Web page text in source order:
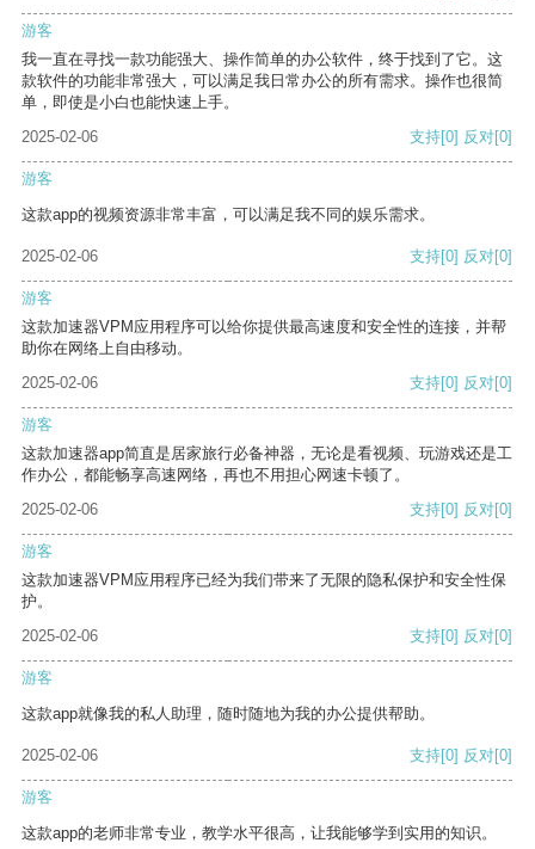
游客
我一直在寻找一款功能强大、操作简单的办公软件，终于找到了它。这
款软件的功能非常强大，可以满足我日常办公的所有需求。操作也很简
单，即使是小白也能快速上手。
2025-02-06
支持[0] 反对[0]
游客
这款app的视频资源非常丰富，可以满足我不同的娱乐需求。
2025-02-06 支持[0] 反对[0]
游客
这款加速器VPM应用程序可以给你提供最高速度和安全性的连接，并帮
助你在网络上自由移动。
2025-02-06
支持[0] 反对[0]
游客
这款加速器app简直是居家旅行必备神器，无论是看视频、玩游戏还是工
作办公，都能畅享高速网络，再也不用担心网速卡顿了。
2025-02-06
支持[0] 反对[0]
游客
这款加速器VPM应用程序已经为我们带来了无限的隐私保护和安全性保
护。
2025-02-06
支持[0] 反对[0]
游客
这款app就像我的私人助理，随时随地为我的办公提供帮助。
2025-02-06 支持[0] 反对[0]
游客
这款app的老师非常专业，教学水平很高，让我能够学到实用的知识。